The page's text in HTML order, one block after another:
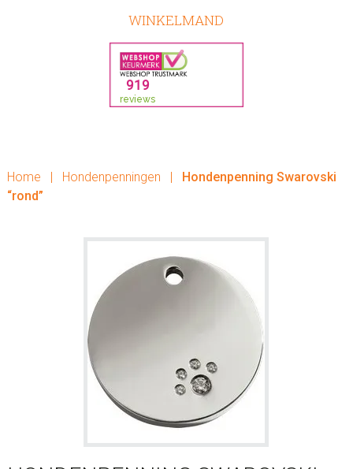
WINKELMAND
Home | Hondenpenningen |
Hondenpenning Swarovski
“rond”